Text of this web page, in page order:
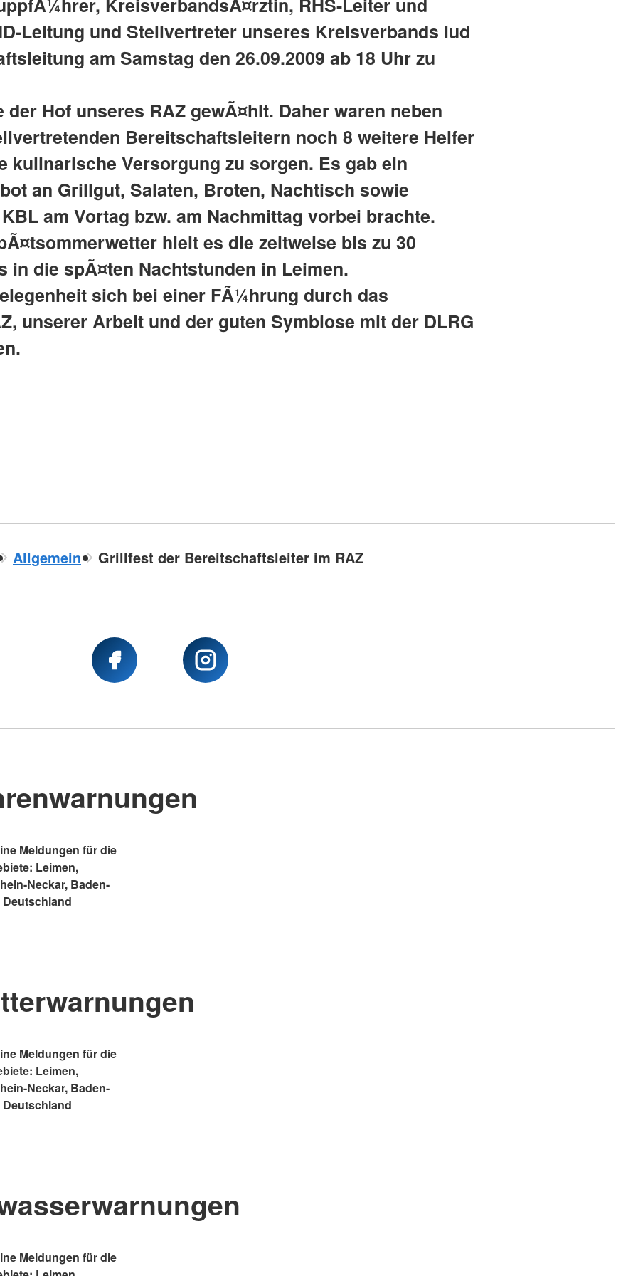
Leitung und Stellvertreter unseres Kreisverbands lud
am Samstag den 26.09.2009 ab 18 Uhr zu
Hof unseres RAZ gewÃ¤hlt. Daher waren neben
Bereitschaftsleitern noch 8 weitere Helfer
kulinarische Versorgung zu sorgen. Es gab ein
an Grillgut, Salaten, Broten, Nachtisch sowie
am Vortag bzw. am Nachmittag vorbei brachte.
hielt es die zeitweise bis zu 30
in die spÃ¤ten Nachtstunden in Leimen.
sich bei einer FÃ¼hrung durch das
unserer Arbeit und der guten Symbiose mit der DLRG
Allgemein Grillfest der Bereitschaftsleiter im RAZ
Meldungen für die
Leimen,
Neckar, Baden-
Meldungen für die
Leimen,
Neckar, Baden-
Meldungen für die